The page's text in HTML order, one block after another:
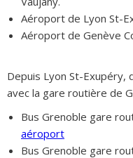
Aéroport de Lyon St-
Aéroport de Genève
Depuis Lyon St-Exupéry,
avec la gare routière de
Bus Grenoble gare
aéroport
Bus Grenoble gare